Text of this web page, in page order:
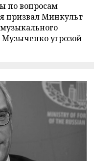
по вопросам
призвал Минкульт
угрозой